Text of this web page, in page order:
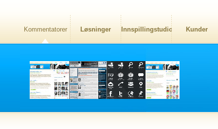
Kommentatorer Løsninger Innspillingstudio Kunder